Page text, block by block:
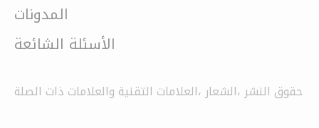
المدونات
الأسئلة الشائعة
حقوق النشر ،الشعار ،العلامات التقنية والعلامات ذات الصلة